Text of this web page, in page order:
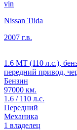
vin
Nissan Tiida
2007 г.в.
1.6 MT (110 л.с.),
передний привод,
Бензин
97000 км.
1.6 / 110 л.с.
Передний
Механика
1 владелец